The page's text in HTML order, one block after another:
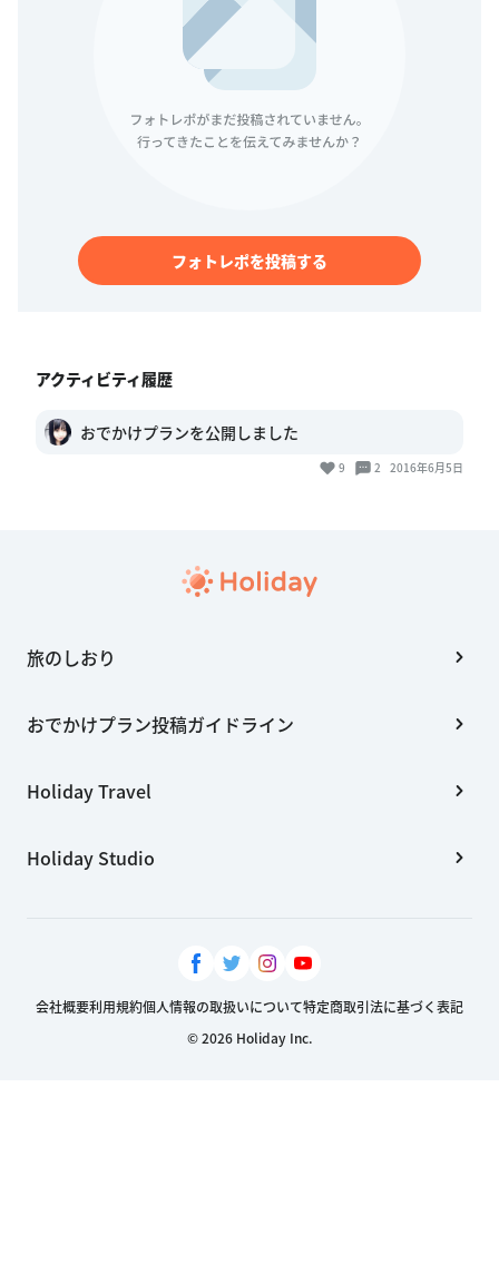
フォトレポを投稿する
アクティビティ履歴
おでかけプランを公開しました
9 2 2016年6月5日
旅のしおり
おでかけプラン投稿ガイドライン
Holiday Travel
Holiday Studio
会社概要利用規約個人情報の取扱いについて特定商取引法に基づく表記
© 2026 Holiday Inc.